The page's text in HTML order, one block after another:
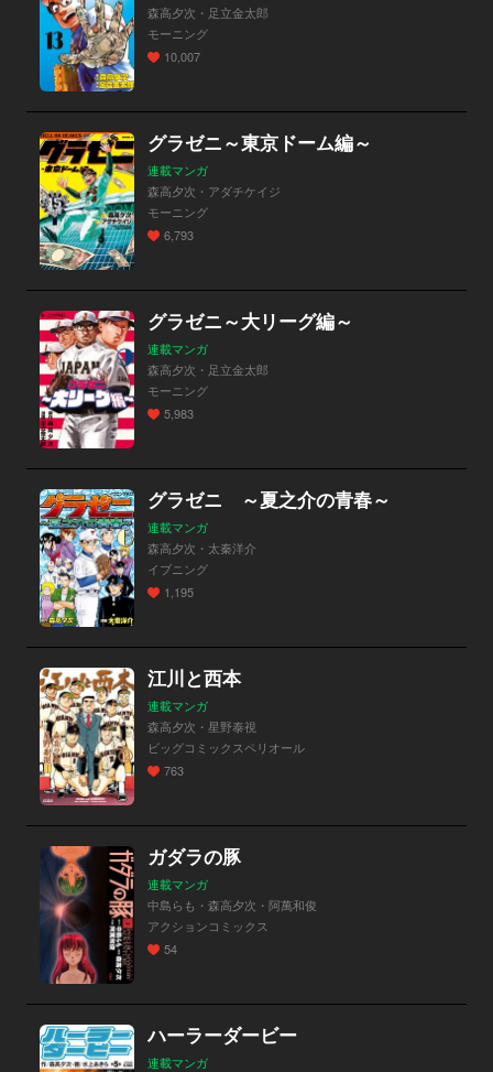
森高夕次・足立金太郎
モーニング
10,007
グラゼニ～東京ドーム編～
連載マンガ
森高夕次・アダチケイジ
モーニング
6,793
グラゼニ～大リーグ編～
連載マンガ
森高夕次・足立金太郎
モーニング
5,983
グラゼニ ～夏之介の青春～
連載マンガ
森高夕次・太秦洋介
イブニング
1,195
江川と西本
連載マンガ
森高夕次・星野泰視
ビッグコミックスペリオール
763
ガダラの豚
連載マンガ
中島らも・森高夕次・阿萬和俊
アクションコミックス
54
ハーラーダービー
連載マンガ